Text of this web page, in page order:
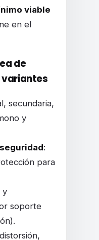
viable
en el
de
secundaria,
y
:
para
y
soporte